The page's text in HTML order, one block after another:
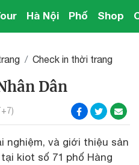
Hà Nội Phố Shop
Check in thời trang
Dân
nghiệm, và giới thiệu sản
kiot số 71 phố Hàng